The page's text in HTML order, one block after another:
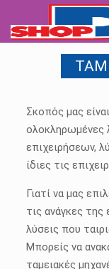
Σκοπός μας
ολοκληρωμένες
επιχειρήσεων,
ίδιες τις
Γιατί να μας
τις ανάγκες της
λύσεις που
Μπορείς να
ταμειακές